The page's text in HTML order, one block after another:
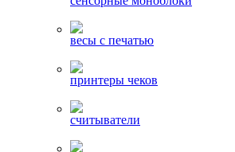
весы с печатью
принтеры чеков
считыватели